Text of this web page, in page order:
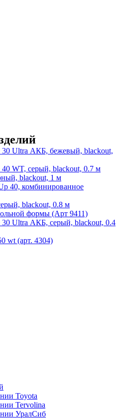
30 Ultra АКБ, бежевый, blackout,
40 WT, серый, blackout, 0.7 м
blackout, 1 м
40, комбинированное
blackout, 0.8 м
формы (Арт 9411)
30 Ultra АКБ, серый, blackout, 0.4
wt (арт. 4304)